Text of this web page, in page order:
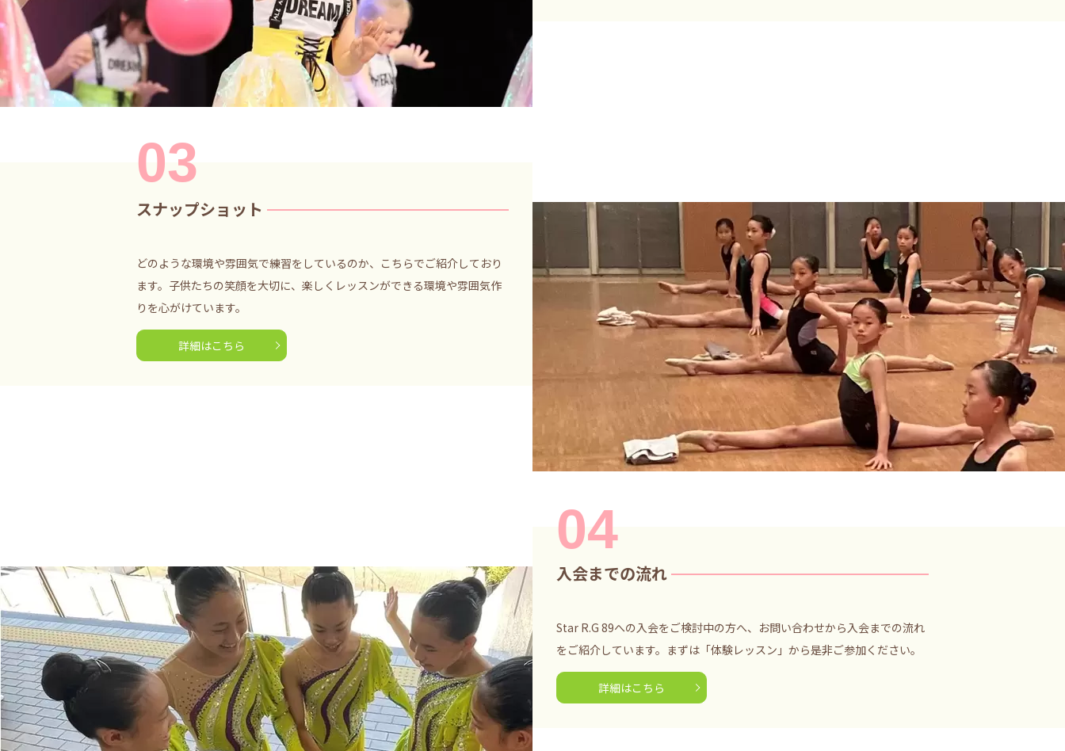
03
スナップショット
どのような環境や雰囲気で練習をしているのか、こちらでご紹介しており
ます。子供たちの笑顔を大切に、楽しくレッスンができる環境や雰囲気作
りを心がけています。
詳細はこちら
04
入会までの流れ
Star R.G 89への入会をご検討中の方へ、お問い合わせから入会までの流れ
をご紹介しています。まずは「体験レッスン」から是非ご参加ください。
詳細はこちら